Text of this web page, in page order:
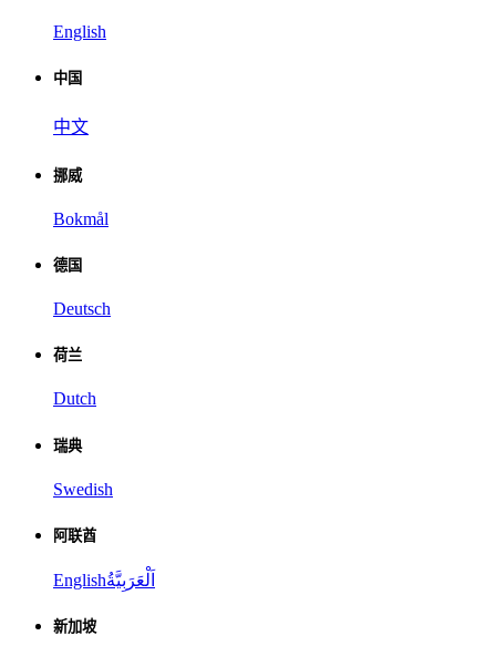
English
中国
中文
挪威
Bokmål
德国
Deutsch
荷兰
Dutch
瑞典
Swedish
阿联酋
Englishاَلْعَرَبِيَّةُ
新加坡